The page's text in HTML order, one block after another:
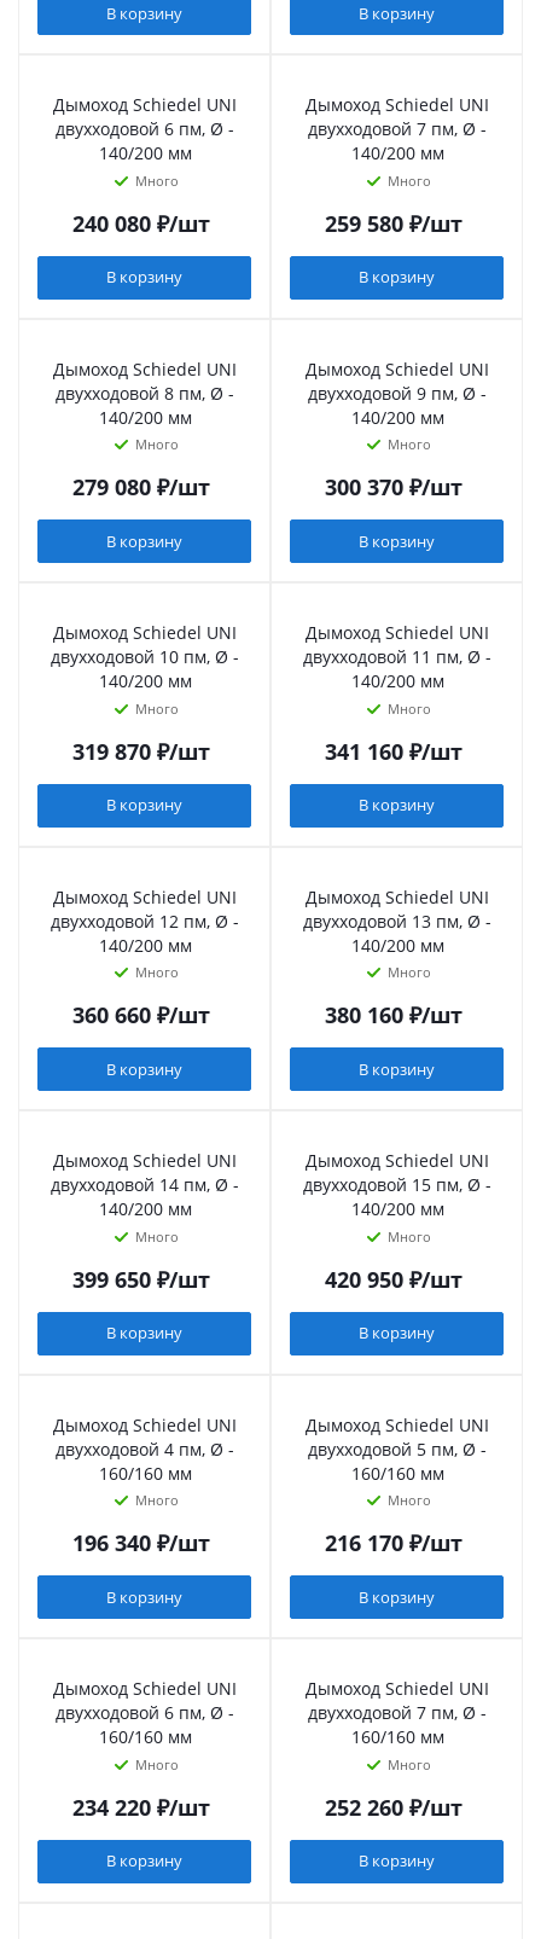
В корзину В корзину
Дымоход Schiedel UNI
двухходовой 6 пм, Ø -
140/200 мм
Много
240 080₽/шт
В корзину
Дымоход Schiedel UNI
двухходовой 7 пм, Ø -
140/200 мм
Много
259 580₽/шт
В корзину
Дымоход Schiedel UNI
двухходовой 8 пм, Ø -
140/200 мм
Много
279 080₽/шт
В корзину
Дымоход Schiedel UNI
двухходовой 9 пм, Ø -
140/200 мм
Много
300 370₽/шт
В корзину
Дымоход Schiedel UNI
двухходовой 10 пм, Ø -
140/200 мм
Много
319 870₽/шт
В корзину
Дымоход Schiedel UNI
двухходовой 11 пм, Ø -
140/200 мм
Много
341 160₽/шт
В корзину
Дымоход Schiedel UNI
двухходовой 12 пм, Ø -
140/200 мм
Много
360 660₽/шт
В корзину
Дымоход Schiedel UNI
двухходовой 13 пм, Ø -
140/200 мм
Много
380 160₽/шт
В корзину
Дымоход Schiedel UNI
двухходовой 14 пм, Ø -
140/200 мм
Много
399 650₽/шт
В корзину
Дымоход Schiedel UNI
двухходовой 15 пм, Ø -
140/200 мм
Много
420 950₽/шт
В корзину
Дымоход Schiedel UNI
двухходовой 4 пм, Ø -
160/160 мм
Много
196 340₽/шт
В корзину
Дымоход Schiedel UNI
двухходовой 5 пм, Ø -
160/160 мм
Много
216 170₽/шт
В корзину
Дымоход Schiedel UNI
двухходовой 6 пм, Ø -
160/160 мм
Много
234 220₽/шт
В корзину
Дымоход Schiedel UNI
двухходовой 7 пм, Ø -
160/160 мм
Много
252 260₽/шт
В корзину